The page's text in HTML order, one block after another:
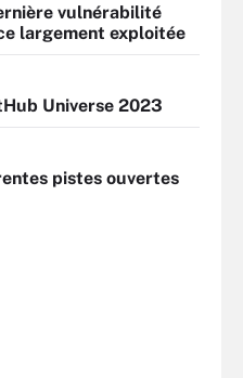
vulnérabilité
largement exploitée
Universe 2023
pistes ouvertes